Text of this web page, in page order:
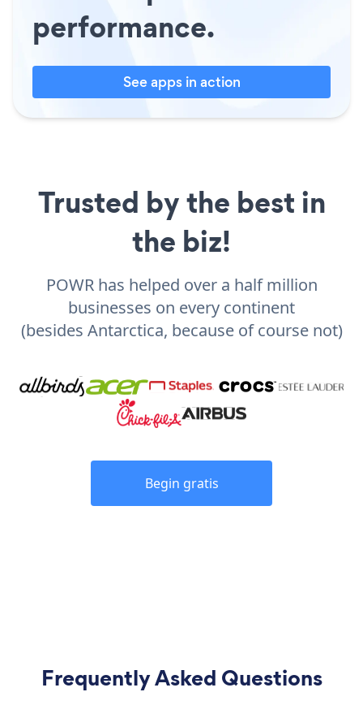
performance.
See apps in action
Trusted by the best in
the biz!
POWR has helped over a half million
businesses on every continent
(besides Antarctica, because of course not)
Begin gratis
Frequently Asked Questions